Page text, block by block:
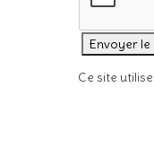
Ce site